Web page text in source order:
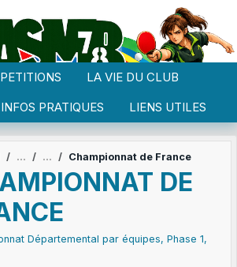
LA VIE DU CLUB
INFOS PRATIQUES LIENS UTILES
Championnat de France
DE
Départemental par équipes, Phase 1,
des cookies